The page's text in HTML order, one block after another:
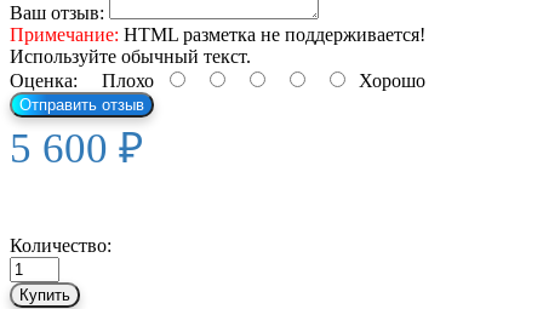
Ваш отзыв:
Примечание: HTML разметка не поддерживается!
Используйте обычный текст.
Оценка: Плохо Хорошо
Отправить отзыв
5 600 ₽
Количество:
Купить